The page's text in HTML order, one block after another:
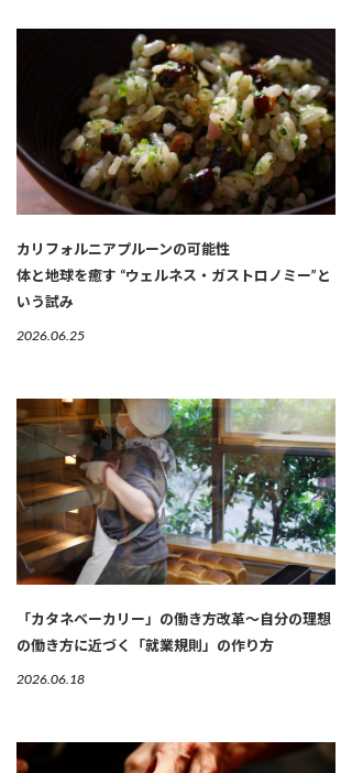
カリフォルニアプルーンの可能性
体と地球を癒す “ウェルネス・ガストロノミー”と
いう試み
2026.06.25
「カタネベーカリー」の働き方改革～自分の理想
の働き方に近づく「就業規則」の作り方
2026.06.18